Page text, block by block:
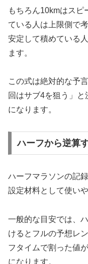
もちろん10kmはスピ
ている人は上限側で
安定して積めている
ます。
この式は絶対的な予
回はサブ4を狙う」
になります。
ハーフから逆算
ハーフマラソンの記
設定材料として使い
一般的な目安では、
けるとフルの予想レ
フタイムで割った値
になります。